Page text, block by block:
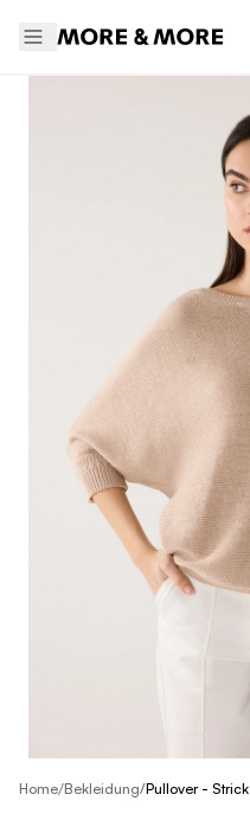
Home/Bekleidung/Pullover - Strick